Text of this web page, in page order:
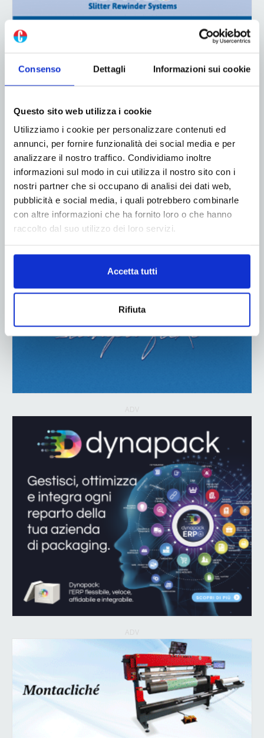
Consenso Dettagli Informazioni sui cookie
Questo sito web utilizza i cookie
Utilizziamo i cookie per personalizzare contenuti ed
annunci, per fornire funzionalità dei social media e per
analizzare il nostro traffico. Condividiamo inoltre
informazioni sul modo in cui utilizza il nostro sito con i
nostri partner che si occupano di analisi dei dati web,
pubblicità e social media, i quali potrebbero combinarle
con altre informazioni che ha fornito loro o che hanno
raccolto dal suo utilizzo dei loro servizi.
Accetta tutti
Rifiuta
ADV